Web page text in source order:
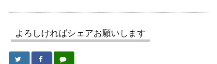
よろしければシェアお願いします